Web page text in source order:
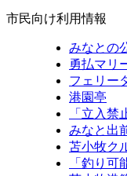
市民向け利用情報
みなとの
勇払マリ
フェリー
港園亭
「立入禁
みなと出
苫小牧ク
「釣り可